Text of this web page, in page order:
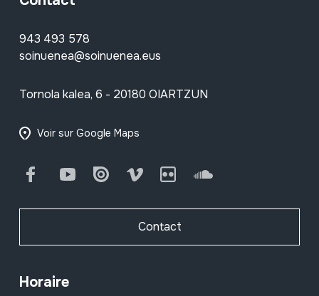
943 493 578
soinuenea@soinuenea.eus
Tornola kalea, 6 - 20180 OIARTZUN
Voir sur Google Maps
FacebookYoutube Issuu Vimeo Flickr SoundCloud
Contact
Horaire